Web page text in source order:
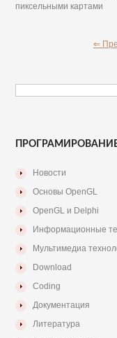
пиксельными картами
⇐
Новости
Основы OpenGL
OpenGL и Delphi
Информационные
Мультимедиа
Download
Coding
Документация
Литература